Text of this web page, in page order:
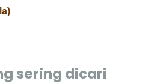
sering dicari